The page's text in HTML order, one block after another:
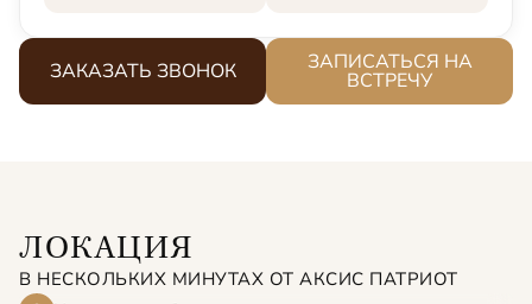
ЗАКАЗАТЬ ЗВОНОК ЗАПИСАТЬСЯ НА
ВСТРЕЧУ
ЛОКАЦИЯ
В НЕСКОЛЬКИХ МИНУТАХ ОТ АКСИС ПАТРИОТ